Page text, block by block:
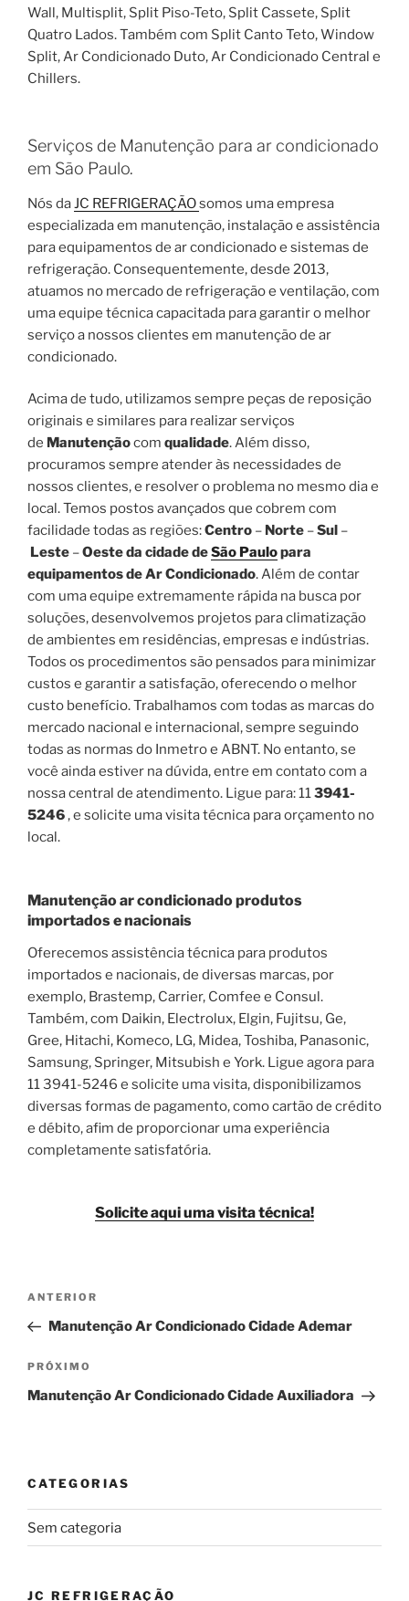
Wall, Multisplit, Split Piso-Teto, Split Cassete, Split
Quatro Lados. Também com Split Canto Teto, Window
Split, Ar Condicionado Duto, Ar Condicionado Central e
Chillers.
Serviços de Manutenção para ar condicionado
em São Paulo.
Nós daJC REFRIGERAÇÃOsomos uma empresa
especializada em manutenção, instalação e assistência
para equipamentos de ar condicionado e sistemas de
refrigeração. Consequentemente, desde 2013,
atuamos no mercado de refrigeração e ventilação, com
uma equipe técnica capacitada para garantir o melhor
serviço a nossos clientes em manutenção de ar
condicionado.
Acima de tudo, utilizamos sempre peças de reposição
originais e similares para realizar serviços
de Manutençãocom qualidade. Além disso,
procuramos sempre atender às necessidades de
nossos clientes, e resolver o problema no mesmo dia e
local. Temos postos avançados que cobrem com
facilidade todas as regiões:Centro – Norte –Sul –
Leste –Oeste da cidade deSão Paulopara
equipamentos de Ar Condicionado. Além de contar
com uma equipe extremamente rápida na busca por
soluções, desenvolvemos projetos para climatização
de ambientes em residências, empresas e indústrias.
Todos os procedimentos são pensados para minimizar
custos e garantir a satisfação, oferecendo o melhor
custo benefício. Trabalhamos com todas as marcas do
mercado nacional e internacional, sempre seguindo
todas as normas do Inmetro e ABNT. No entanto, se
você ainda estiver na dúvida, entre em contato com a
nossa central de atendimento. Ligue para: 113941-
5246, e solicite uma visita técnica para orçamento no
local.
Manutenção ar condicionado produtos
importados e nacionais
Oferecemos assistência técnica para produtos
importados e nacionais, de diversas marcas, por
exemplo, Brastemp, Carrier, Comfee e Consul.
Também, com Daikin, Electrolux, Elgin, Fujitsu, Ge,
Gree, Hitachi, Komeco, LG, Midea, Toshiba, Panasonic,
Samsung, Springer, Mitsubish e York. Ligue agora para
11 3941-5246 e solicite uma visita, disponibilizamos
diversas formas de pagamento, como cartão de crédito
e débito, afim de proporcionar uma experiência
completamente satisfatória.
Solicite aqui uma visita técnica!
Navegação
Post
Post
anterior
ANTERIOR
Manutenção Ar Condicionado Cidade Ademar
Próximo
post
PRÓXIMO
Manutenção Ar Condicionado Cidade Auxiliadora
CATEGORIAS
Sem categoria
JC REFRIGERAÇÃO